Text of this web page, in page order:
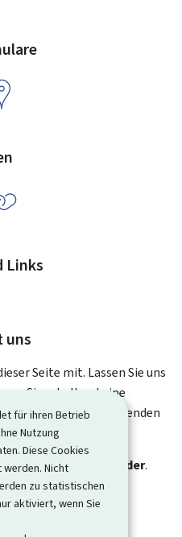
für ihren Betrieb
Nutzung
Diese Cookies
Nicht
zu statistischen
aktiviert, wenn Sie
Links
uns
Seite mit. Lassen Sie uns
Sie erhalten keine
Fragen verwenden
( * ) sind Pflichtfelder.
gesucht haben?